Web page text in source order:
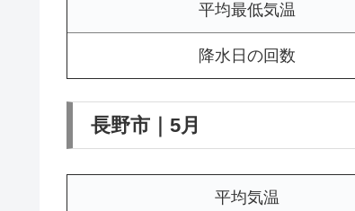
平均最低気温
降水日の回数
長野市｜5月
平均気温